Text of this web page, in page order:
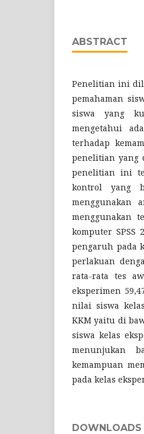
ABSTRACT
Penelitian ini
pemahaman
siswa yang
mengetahui
terhadap
penelitian yang
penelitian ini
kontrol yang
menggunakan
menggunakan
komputer
pengaruh pada
perlakuan
rata-rata tes
eksperimen
nilai siswa
KKM yaitu di
siswa kelas
menunjukan
kemampuan
pada kelas
DOWNLOADS